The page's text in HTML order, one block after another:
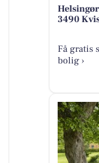
3490
Få gratis
bolig ›